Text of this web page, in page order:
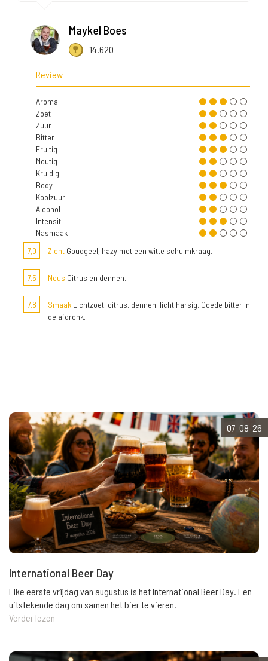
Maykel Boes
14.620
Review
Aroma
Zoet
Zuur
Bitter
Fruitig
Moutig
Kruidig
Body
Koolzuur
Alcohol
Intensit.
Nasmaak
7,0
Zicht Goudgeel, hazy met een witte schuimkraag.
7,5 Neus Citrus en dennen.
7,8 Smaak Lichtzoet, citrus, dennen, licht harsig. Goede bitter in
de afdronk.
07-08-26
International Beer Day
Elke eerste vrijdag van augustus is het International Beer Day. Een
uitstekende dag om samen het bier te vieren.
Verder lezen